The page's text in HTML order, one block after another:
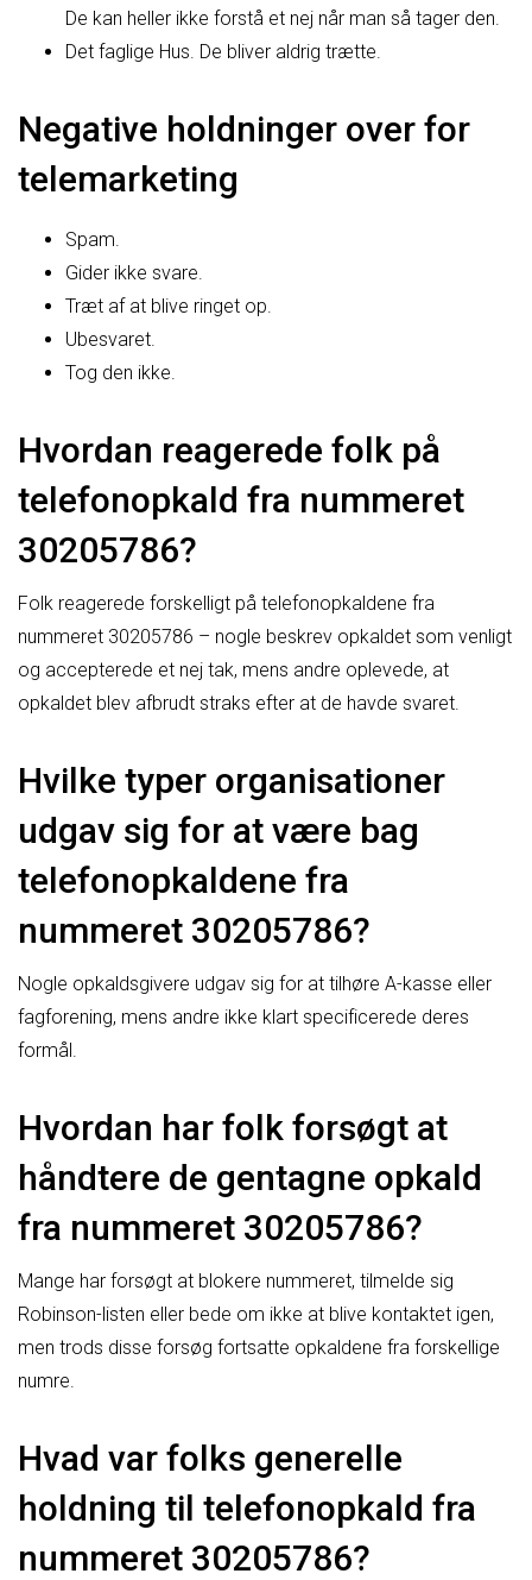
De kan heller ikke forstå et nej når man så tager den.
Det faglige Hus. De bliver aldrig trætte.
Negative holdninger over for
telemarketing
Spam.
Gider ikke svare.
Træt af at blive ringet op.
Ubesvaret.
Tog den ikke.
Hvordan reagerede folk på
telefonopkald fra nummeret
30205786?
Folk reagerede forskelligt på telefonopkaldene fra
nummeret 30205786 – nogle beskrev opkaldet som venligt
og accepterede et nej tak, mens andre oplevede, at
opkaldet blev afbrudt straks efter at de havde svaret.
Hvilke typer organisationer
udgav sig for at være bag
telefonopkaldene fra
nummeret 30205786?
Nogle opkaldsgivere udgav sig for at tilhøre A-kasse eller
fagforening, mens andre ikke klart specificerede deres
formål.
Hvordan har folk forsøgt at
håndtere de gentagne opkald
fra nummeret 30205786?
Mange har forsøgt at blokere nummeret, tilmelde sig
Robinson-listen eller bede om ikke at blive kontaktet igen,
men trods disse forsøg fortsatte opkaldene fra forskellige
numre.
Hvad var folks generelle
holdning til telefonopkald fra
nummeret 30205786?